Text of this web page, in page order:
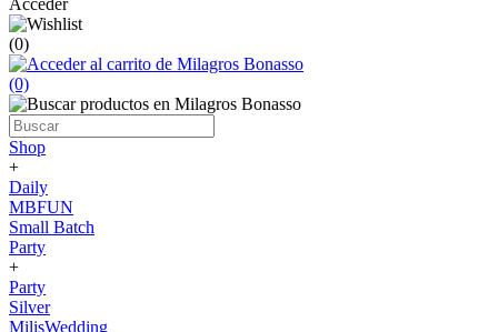
Acceder
(0)
(0)
Shop
+
Daily
MBFUN
Small Batch
Party
+
Party
Silver
MilisWedding